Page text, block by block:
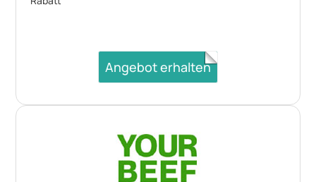
Angebot erhalten